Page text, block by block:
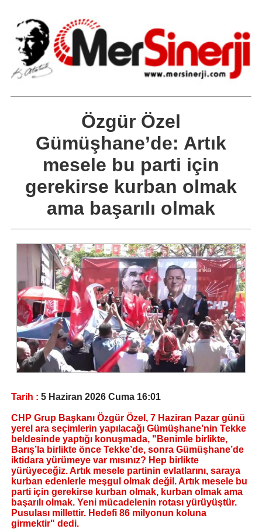
Özgür Özel
Gümüşhane’de: Artık
mesele bu parti için
gerekirse kurban olmak
ama başarılı olmak
Tarih : 5 Haziran 2026 Cuma 16:01
CHP Grup Başkanı Özgür Özel, 7 Haziran Pazar günü
yerel ara seçimlerin yapılacağı Gümüşhane’nin Tekke
beldesinde yaptığı konuşmada, "Benimle birlikte,
Barış’la birlikte önce Tekke’de, sonra Gümüşhane’de
iktidara yürümeye var mısınız? Hep birlikte
yürüyeceğiz. Artık mesele partinin evlatlarını, saraya
kurban edenlerle meşgul olmak değil. Artık mesele bu
parti için gerekirse kurban olmak, kurban olmak ama
başarılı olmak. Yeni mücadelenin rotası yürüyüştür.
Pusulası millettir. Hedefi 86 milyonun koluna
girmektir" dedi.